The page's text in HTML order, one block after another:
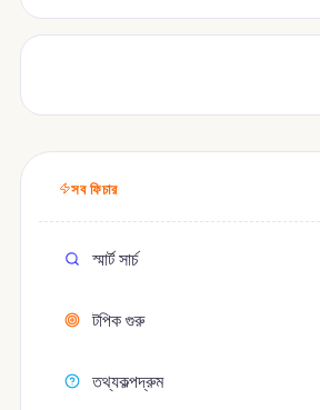
সব ফিচার
স্মার্ট সার্চ
টপিক গুরু
তথ্যকল্পদ্রুম